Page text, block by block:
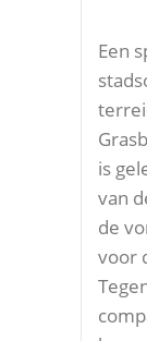
Een
is
van
de
voor